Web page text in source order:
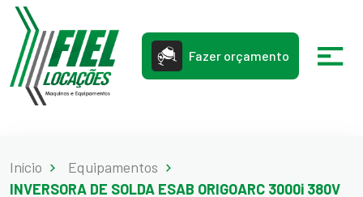
Fazer orçamento
Início
Equipamentos
INVERSORA DE SOLDA ESAB ORIGOARC 3000i 380V